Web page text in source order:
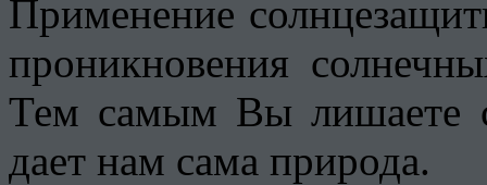
Применение
проникновения
Тем самым Вы лишаете
дает нам сама природа.